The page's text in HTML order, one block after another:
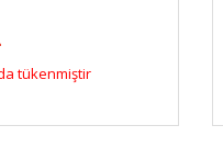
tükenmiştir